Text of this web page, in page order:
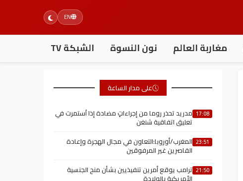
EN
مغاربة العالم نون النسوة الشبكة TV
على مدار الساعة
17:08 مدريد تحذر روما من إجراءاتٍ مضادة إذا اُستمرت في
تعليق اتفاقية شنغن
23:51 المغرب/أوروبا:التعاون في مجال الهجرة وإعادة
القاصرين غير المرفوقين
21:50 ترامب يوقع أمرين تنفيذيين بشأن منح الجنسية
الأمريكية بالولادة